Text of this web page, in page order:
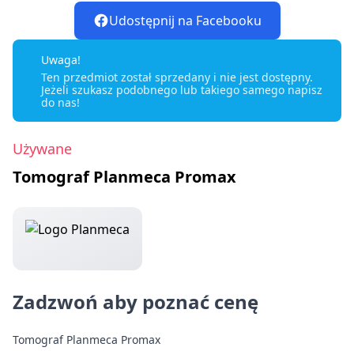
Udostępnij na Facebooku
Uwaga!
Ten przedmiot został sprzedany i nie jest dostępny.
Jeżeli szukasz podobnego lub takiego samego napisz
do nas!
Używane
Tomograf Planmeca Promax
Zadzwoń aby poznać cenę
Tomograf Planmeca Promax